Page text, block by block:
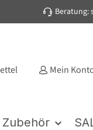
Beratung:
Mein
Zubehör